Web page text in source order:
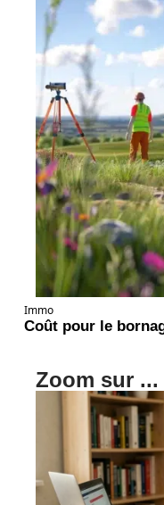
Immo
Coût pour le
Zoom sur ...